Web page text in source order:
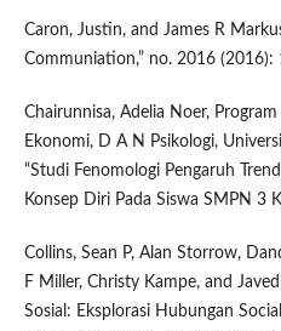
Caron, Justin, and James R
Communiation,” no. 2016 (2016):
Chairunnisa, Adelia Noer,
Ekonomi, D A N Psikologi,
“Studi Fenomologi Pengaruh
Konsep Diri Pada Siswa SMPN 3
Collins, Sean P, Alan Storrow,
F Miller, Christy Kampe, and
Sosial: Eksplorasi Hubungan